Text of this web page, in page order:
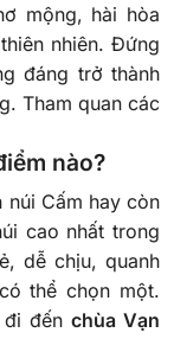
mộng, hài hòa
nhiên. Đứng
đáng trở thành
Tham quan các
nào?
núi Cấm hay còn
cao nhất trong
dễ chịu, quanh
thể chọn một.
đến chùa Vạn